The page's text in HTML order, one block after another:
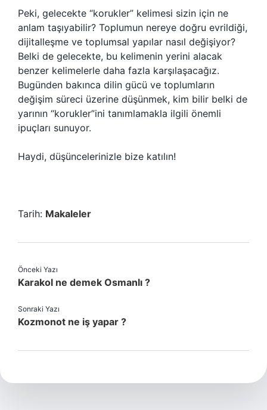
Peki, gelecekte “korukler” kelimesi sizin için ne
anlam taşıyabilir? Toplumun nereye doğru evrildiği,
dijitalleşme ve toplumsal yapılar nasıl değişiyor?
Belki de gelecekte, bu kelimenin yerini alacak
benzer kelimelerle daha fazla karşılaşacağız.
Bugünden bakınca dilin gücü ve toplumların
değişim süreci üzerine düşünmek, kim bilir belki de
yarının “korukler”ini tanımlamakla ilgili önemli
ipuçları sunuyor.
Haydi, düşüncelerinizle bize katılın!
Tarih: Makaleler
Önceki Yazı
Karakol ne demek Osmanlı ?
Sonraki Yazı
Kozmonot ne iş yapar ?